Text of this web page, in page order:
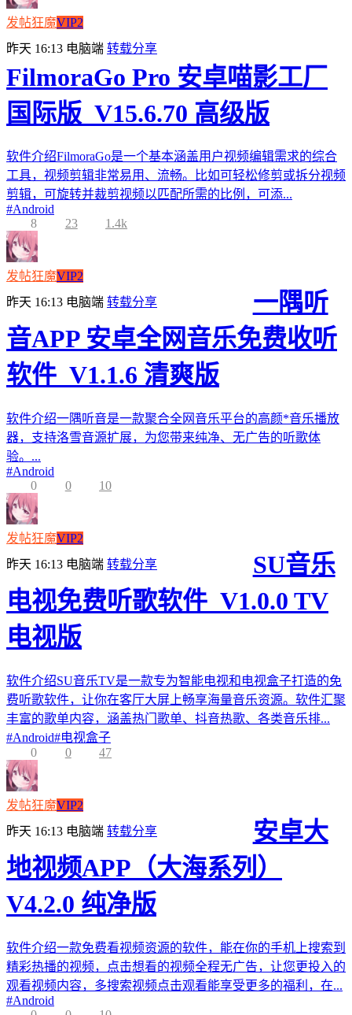
发帖狂魔VIP2
昨天 16:13 电脑端 转载分享
FilmoraGo Pro 安卓喵影工厂
国际版_V15.6.70 高级版
软件介绍FilmoraGo是一个基本涵盖用户视频编辑需求的综合
工具，视频剪辑非常易用、流畅。比如可轻松修剪或拆分视频
剪辑，可旋转并裁剪视频以匹配所需的比例，可添...
#Android
8
23 1.4k
发帖狂魔VIP2
昨天 16:13 电脑端 转载分享
一隅听
音APP 安卓全网音乐免费收听
软件_V1.1.6 清爽版
软件介绍一隅听音是一款聚合全网音乐平台的高颜*音乐播放
器，支持洛雪音源扩展，为您带来纯净、无广告的听歌体
验。...
#Android
0
0 10
发帖狂魔VIP2
昨天 16:13 电脑端 转载分享
SU音乐
电视免费听歌软件_V1.0.0 TV
电视版
软件介绍SU音乐TV是一款专为智能电视和电视盒子打造的免
费听歌软件，让你在客厅大屏上畅享海量音乐资源。软件汇聚
丰富的歌单内容，涵盖热门歌单、抖音热歌、各类音乐排...
#Android#电视盒子
0
0 47
发帖狂魔VIP2
昨天 16:13 电脑端 转载分享
安卓大
地视频APP（大海系列）
V4.2.0 纯净版
软件介绍一款免费看视频资源的软件，能在你的手机上搜索到
精彩热播的视频，点击想看的视频全程无广告，让您更投入的
观看视频内容，多搜索视频点击观看能享受更多的福利，在...
#Android